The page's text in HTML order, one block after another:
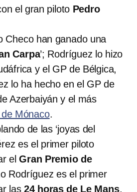
el gran piloto Pedro
Checo han ganado una
Carpa’; Rodríguez lo hizo
y el GP de Bélgica,
lo ha hecho en el GP de
Azerbaiyán y el más
Mónaco.
de las ‘joyas del
es el primer piloto
elGran Premio de
Rodríguez es el primer
las24 horas de Le Mans.